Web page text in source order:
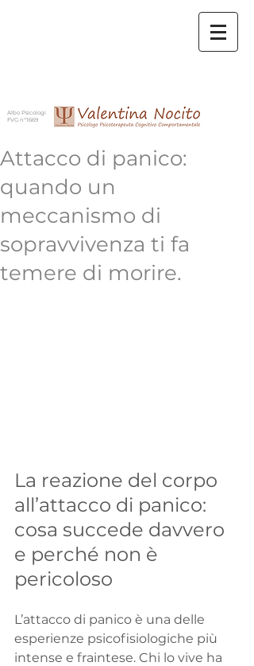
Albo Psicologi
FVG n°1669
Attacco di panico:
quando un
meccanismo di
sopravvivenza ti fa
temere di morire.
La reazione del corpo
all’attacco di panico:
cosa succede davvero
e perché non è
pericoloso
L’attacco di panico è una delle
esperienze psicofisiologiche più
intense e fraintese. Chi lo vive ha